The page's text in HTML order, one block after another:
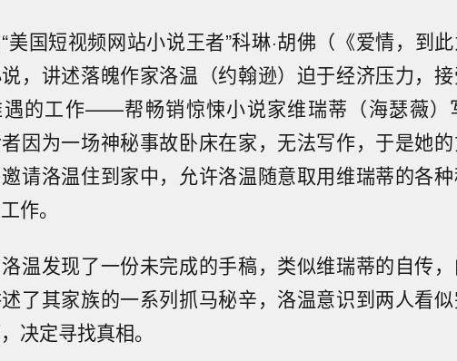
美国短视频网站小说王者”科琳·胡佛（《爱情，到
，讲述落魄作家洛温（约翰逊）迫于经济压力，
遇的工作——帮畅销惊悚小说家维瑞蒂（海瑟薇）
因为一场神秘事故卧床在家，无法写作，于是她
请洛温住到家中，允许洛温随意取用维瑞蒂的各
作。
温发现了一份未完成的手稿，类似维瑞蒂的自传，
了其家族的一系列抓马秘辛，洛温意识到两人看
决定寻找真相。